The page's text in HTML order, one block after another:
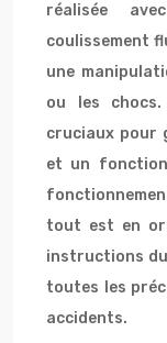
réalisée
coulissement
une
ou les
cruciaux pour
et un
tout est en
instructions
toutes les
accidents.